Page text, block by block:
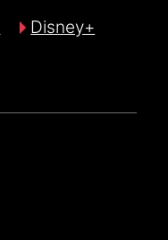
Disney+